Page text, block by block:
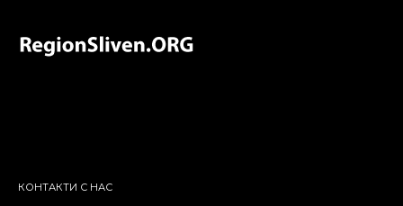
КОНТАКТИ С НАС